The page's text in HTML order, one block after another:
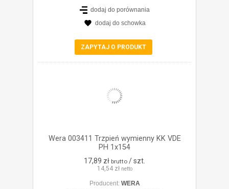
dodaj do porównania
dodaj do schowka
ZAPYTAJ O PRODUKT
Wera 003411 Trzpień wymienny KK VDE
PH 1x154
17,89 zł brutto / szt.
14,54 zł netto
Producent: WERA